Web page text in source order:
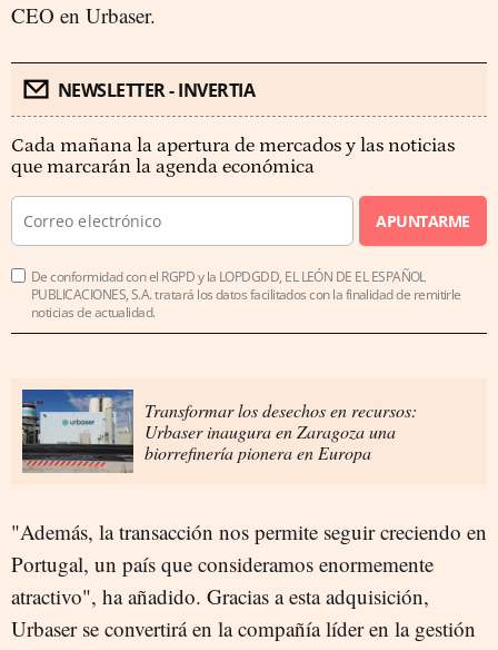
CEO en Urbaser.
NEWSLETTER - INVERTIA
Cada mañana la apertura de mercados y las noticias
que marcarán la agenda económica
APUNTARME
De conformidad con el RGPD y la LOPDGDD, EL LEÓN DE EL ESPAÑOL
PUBLICACIONES, S.A. tratará los datos facilitados con la finalidad de remitirle
noticias de actualidad.
Transformar los desechos en recursos:
Urbaser inaugura en Zaragoza una
biorrefinería pionera en Europa
"Además, la transacción nos permite seguir creciendo en
Portugal, un país que consideramos enormemente
atractivo", ha añadido. Gracias a esta adquisición,
Urbaser se convertirá en la compañía líder en la gestión